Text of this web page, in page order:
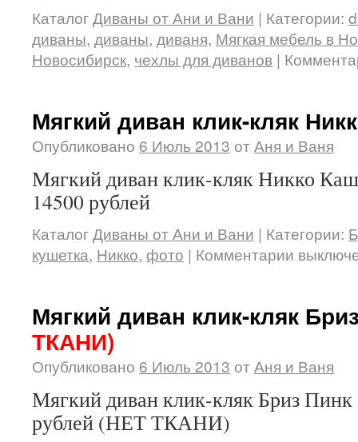
КаталогДиваны от Ани и Вани | Категории:
диваны, диваны, диваня, Мягкая мебель в
Новосибирск, чехлы для диванов |
Мягкий диван клик-кляк
Опубликовано 6 Июль 2013 отАня и Ваня
Мягкий диван клик-кляк Никко
14500 рублей
КаталогДиваны от Ани и Вани | Категории:
кушетка, Никко, фото | Комментарии
Мягкий диван клик-кляк
ТКАНИ)
Опубликовано 6 Июль 2013 отАня и Ваня
Мягкий диван клик-кляк Бриз
рублей (НЕТ ТКАНИ)